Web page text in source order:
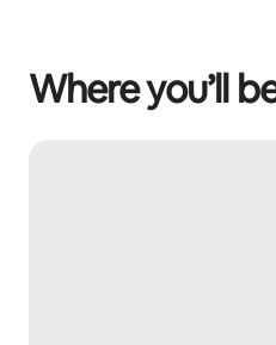
Where you’ll